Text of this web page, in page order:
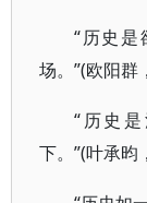
“历史
场。”(欧阳群
“历史
下。”(叶承昀